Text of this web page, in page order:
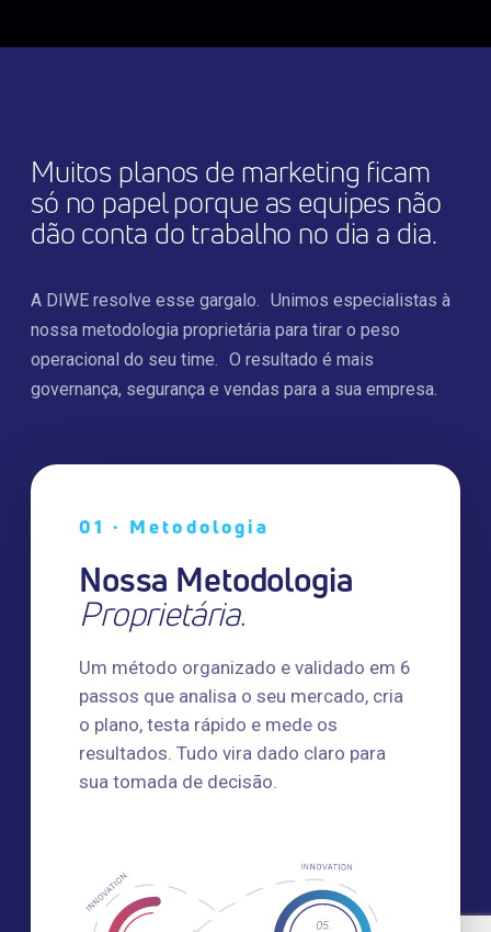
Muitos planos de marketing ficam
só no papel porque as equipes não
dão conta do trabalho no dia a dia.
A DIWE resolve esse gargalo. Unimos especialistas à
nossa metodologia proprietária para tirar o peso
operacional do seu time. O resultado é mais
governança, segurança e vendas para a sua empresa.
01 · Metodologia
Nossa Metodologia
Proprietária.
Um método organizado e validado em 6
passos que analisa o seu mercado, cria
o plano, testa rápido e mede os
resultados. Tudo vira dado claro para
sua tomada de decisão.